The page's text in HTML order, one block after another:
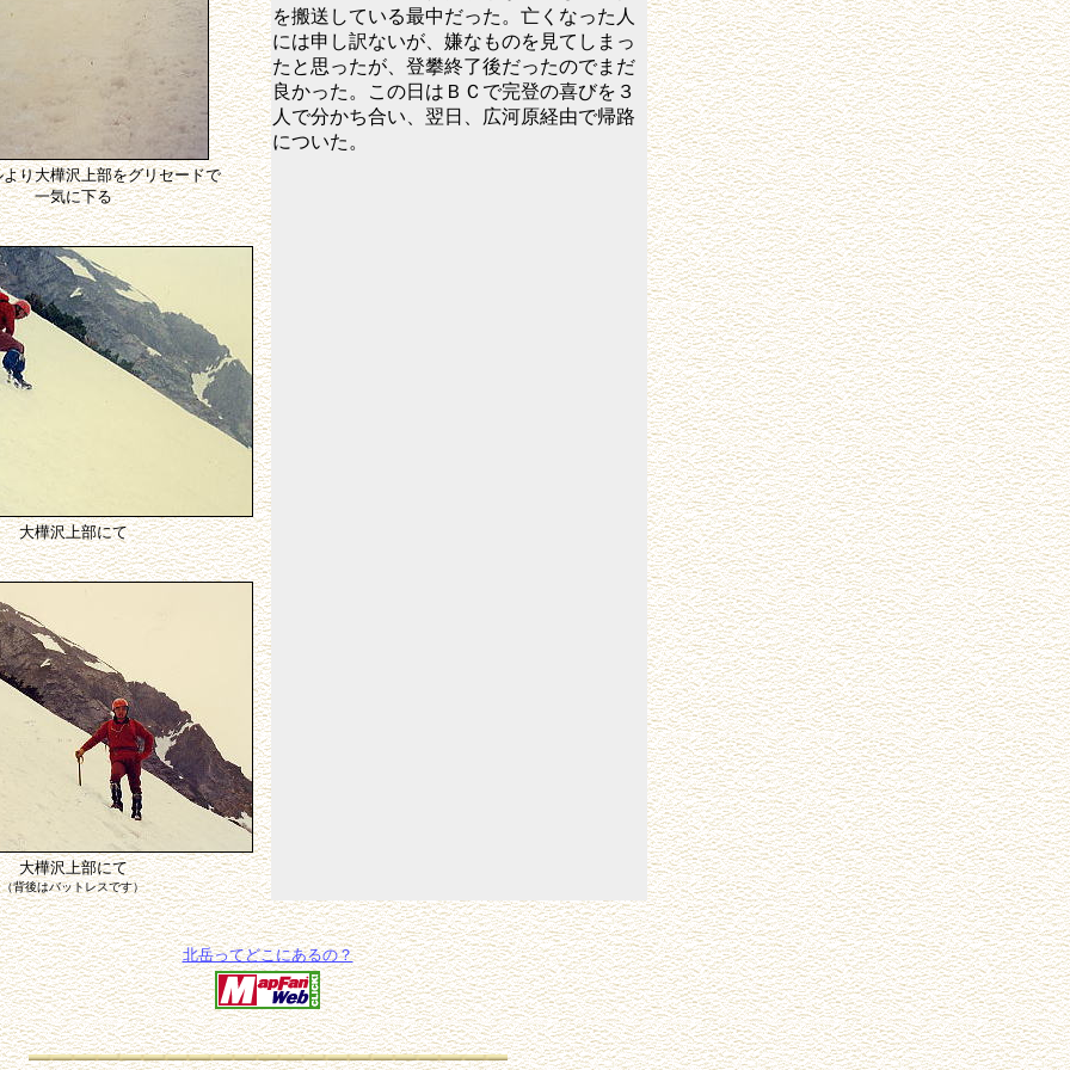
を搬送している最中だった。亡くなった人
には申し訳ないが、嫌なものを見てしまっ
たと思ったが、登攀終了後だったのでまだ
良かった。この日はＢＣで完登の喜びを３
人で分かち合い、翌日、広河原経由で帰路
についた。
り大樺沢上部をグリセードで
一気に下る
大樺沢上部にて
大樺沢上部にて
（背後はバットレスです）
北岳ってどこにあるの？